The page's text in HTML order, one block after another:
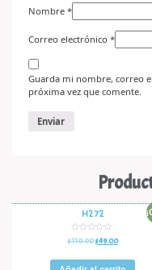
Nombre *
Correo electrónico *
Guarda mi nombre, correo
próxima vez que comente.
H272
V
a
o
r
$110.00$49.00